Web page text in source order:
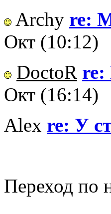
Archy re:
Окт (10:12)
DoctoR re:
Окт (16:14)
Alex re: У
Переход по